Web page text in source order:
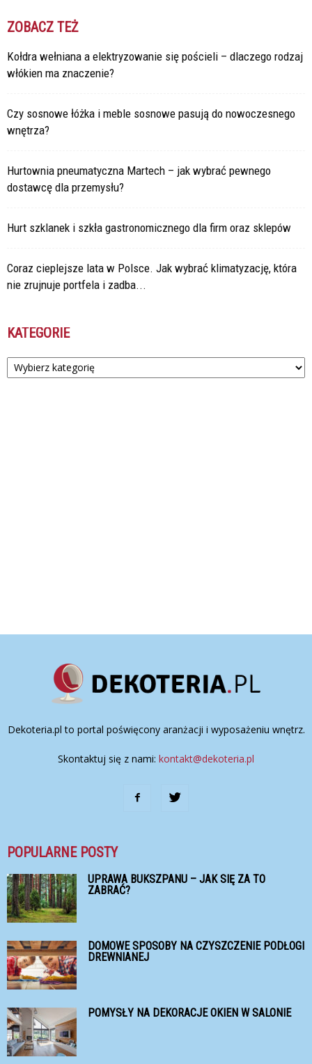
ZOBACZ TEŻ
Kołdra wełniana a elektryzowanie się pościeli – dlaczego rodzaj
włókien ma znaczenie?
Czy sosnowe łóżka i meble sosnowe pasują do nowoczesnego
wnętrza?
Hurtownia pneumatyczna Martech – jak wybrać pewnego
dostawcę dla przemysłu?
Hurt szklanek i szkła gastronomicznego dla firm oraz sklepów
Coraz cieplejsze lata w Polsce. Jak wybrać klimatyzację, która
nie zrujnuje portfela i zadba...
KATEGORIE
Kategorie
Dekoteria.pl to portal poświęcony aranżacji i wyposażeniu wnętrz.
Skontaktuj się z nami: kontakt@dekoteria.pl
POPULARNE POSTY
UPRAWA BUKSZPANU – JAK SIĘ ZA TO
ZABRAĆ?
DOMOWE SPOSOBY NA CZYSZCZENIE PODŁOGI
DREWNIANEJ
POMYSŁY NA DEKORACJE OKIEN W SALONIE